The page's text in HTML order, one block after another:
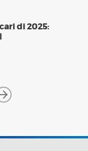
di 2025: